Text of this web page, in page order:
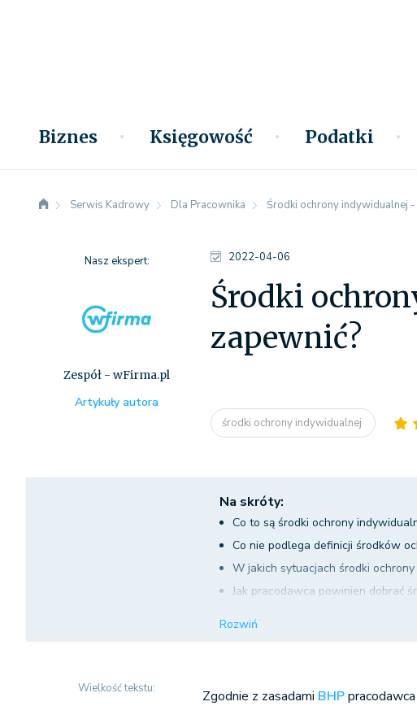
Biznes Księgowość Podatki
Serwis Kadrowy Dla Pracownika Środki ochrony indywidualnej
2022-04-06
Środki
zapewnić?
środki ochrony indywidualnej
Nasz ekspert:
Zespół - wFirma.pl
Artykuły autora
Na skróty:
Co to są środki ochrony
Co nie podlega definicji środków
W jakich sytuacjach środki
Jak pracodawca powinien dobrać
Rozwiń
Wielkość tekstu: Zgodnie z zasadami BHP